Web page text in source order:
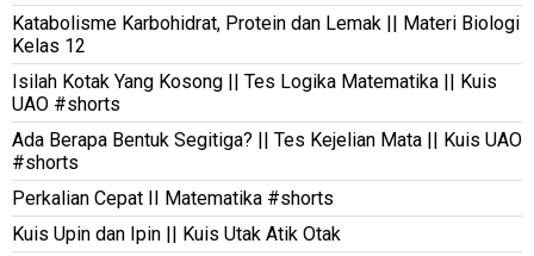
Katabolisme Karbohidrat, Protein dan Lemak || Materi Biologi
Kelas 12
Isilah Kotak Yang Kosong || Tes Logika Matematika || Kuis
UAO #shorts
Ada Berapa Bentuk Segitiga? || Tes Kejelian Mata || Kuis UAO
#shorts
Perkalian Cepat II Matematika #shorts
Kuis Upin dan Ipin || Kuis Utak Atik Otak